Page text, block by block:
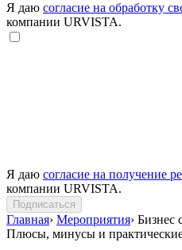
Я даю согласие на обработку
компании URVISTA.
Я даю согласие на получение
компании URVISTA.
Подписаться
Главная› Мероприятия› Бизнес
Плюсы, минусы и